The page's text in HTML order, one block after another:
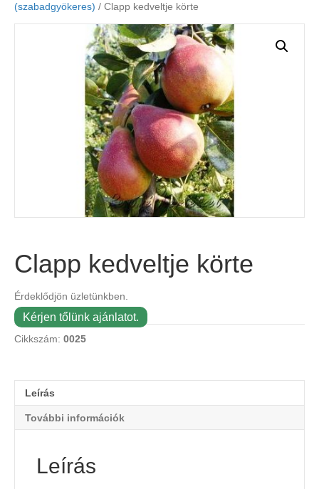
(szabadgyökeres) / Clapp kedveltje körte
Clapp kedveltje körte
Érdeklődjön üzletünkben.
Kérjen tőlünk ajánlatot.
Cikkszám: 0025
Leírás
További információk
Leírás